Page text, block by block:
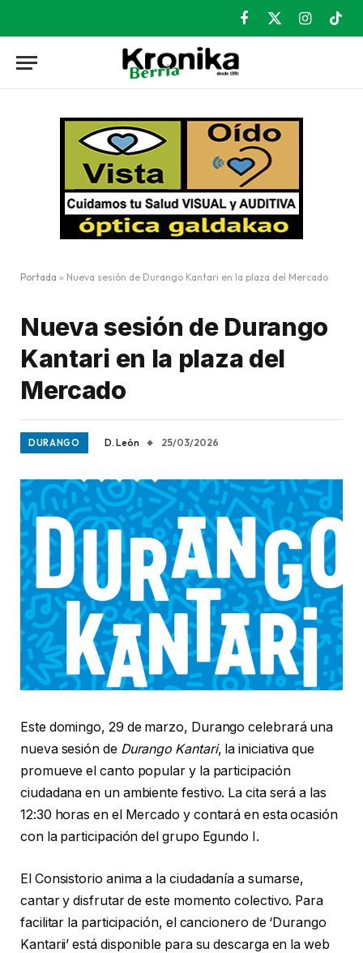
Facebook
X
Instagram
Portada » Nueva sesión de Durango Kantari en la plaza del Mercado
Nueva sesión de Durango
Kantari en la plaza del
Mercado
DURANGO D. León 25/03/2026
Este domingo, 29 de marzo, Durango celebrará una
nueva sesión de Durango Kantari, la iniciativa que
promueve el canto popular y la participación
ciudadana en un ambiente festivo. La cita será a las
12:30 horas en el Mercado y contará en esta ocasión
con la participación del grupo Egundo I.
El Consistorio anima a la ciudadanía a sumarse,
cantar y disfrutar de este momento colectivo. Para
facilitar la participación, el cancionero de ‘Durango
Kantarii’ está disponible para su descarga en la web